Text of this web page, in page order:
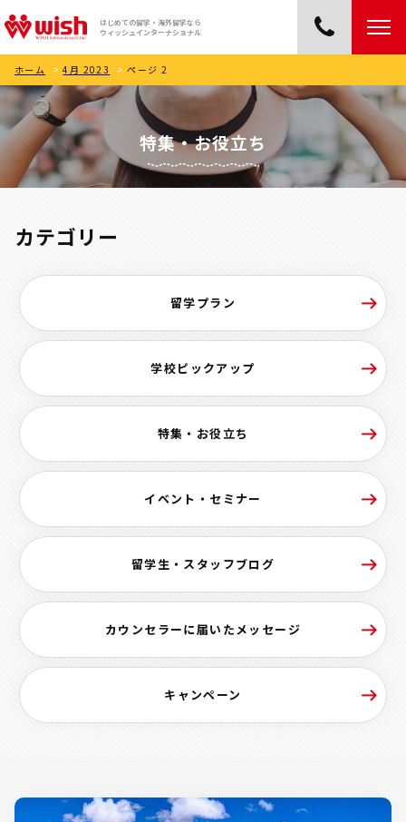
はじめての留学・海外留学なら
ウィッシュインターナショナル
ホーム > 4月 2023 > ページ 2
特集・お役立ち
カテゴリー
留学プラン
学校ピックアップ
特集・お役立ち
イベント・セミナー
留学生・スタッフブログ
カウンセラーに届いたメッセージ
キャンペーン